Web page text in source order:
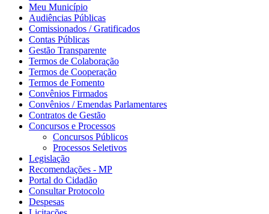
Meu Município
Audiências Públicas
Comissionados / Gratificados
Contas Públicas
Gestão Transparente
Termos de Colaboração
Termos de Cooperação
Termos de Fomento
Convênios Firmados
Convênios / Emendas Parlamentares
Contratos de Gestão
Concursos e Processos
Concursos Públicos
Processos Seletivos
Legislação
Recomendações - MP
Portal do Cidadão
Consultar Protocolo
Despesas